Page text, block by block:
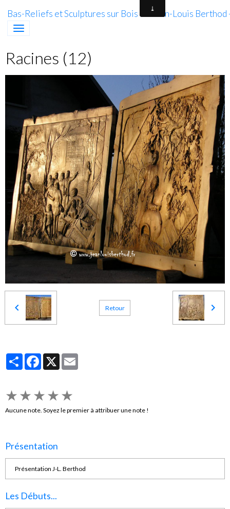
Bas-Reliefs et Sculptures sur Bois de Jean-Louis Berthod
Racines (12)
Retour
PartagerFacebook
X
★★★★★
Aucune note. Soyez le premier à attribuer une note !
Présentation
Présentation J-L. Berthod
Les Débuts...